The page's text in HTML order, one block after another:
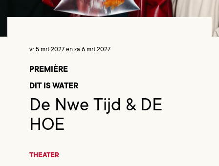
DIT IS WATER
De Nwe Tijd & DE
HOE
PREMIÈRE
vr 5 mrt 2027 en za 6 mrt 2027
THEATER